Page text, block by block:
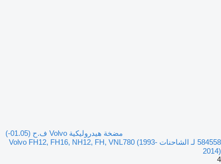
مضخة هيدروليكية Volvo ف.ح (01.05-)
584558 لـ الشاحنات Volvo FH12, FH16, NH12, FH, VNL780 (1993-
2014)
4